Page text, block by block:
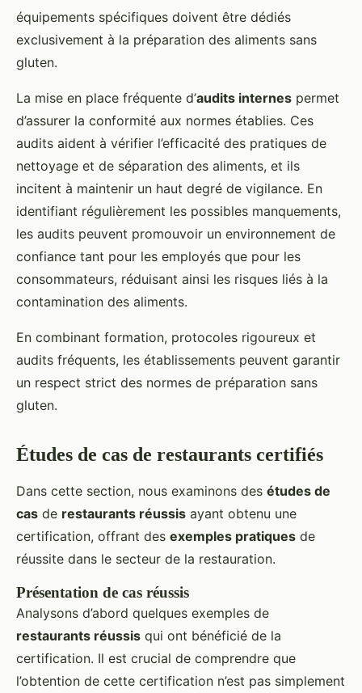
équipements spécifiques doivent être dédiés
exclusivement à la préparation des aliments sans
gluten.
La mise en place fréquente d’audits internes permet
d’assurer la conformité aux normes établies. Ces
audits aident à vérifier l’efficacité des pratiques de
nettoyage et de séparation des aliments, et ils
incitent à maintenir un haut degré de vigilance. En
identifiant régulièrement les possibles manquements,
les audits peuvent promouvoir un environnement de
confiance tant pour les employés que pour les
consommateurs, réduisant ainsi les risques liés à la
contamination des aliments.
En combinant formation, protocoles rigoureux et
audits fréquents, les établissements peuvent garantir
un respect strict des normes de préparation sans
gluten.
Études de cas de restaurants certifiés
Dans cette section, nous examinons des études de
cas de restaurants réussis ayant obtenu une
certification, offrant des exemples pratiques de
réussite dans le secteur de la restauration.
Présentation de cas réussis
Analysons d’abord quelques exemples de
restaurants réussis qui ont bénéficié de la
certification. Il est crucial de comprendre que
l’obtention de cette certification n’est pas simplement